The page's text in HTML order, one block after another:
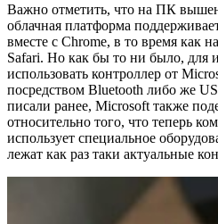
Важно отметить, что на ПК
облачная платформа
вместе с Chrome, в то время как
Safari. Но как бы то ни было, для
использовать контроллер от
посредством Bluetooth либо же
писали ранее, Microsoft также
относительно того, что теперь
использует специальное
лежат как раз таки актуальные